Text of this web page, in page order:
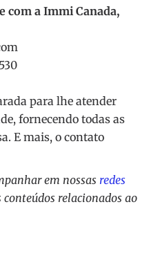
com a Immi Canada,
para lhe atender
fornecendo todas as
E mais, o contato
em nossas redes
relacionados ao